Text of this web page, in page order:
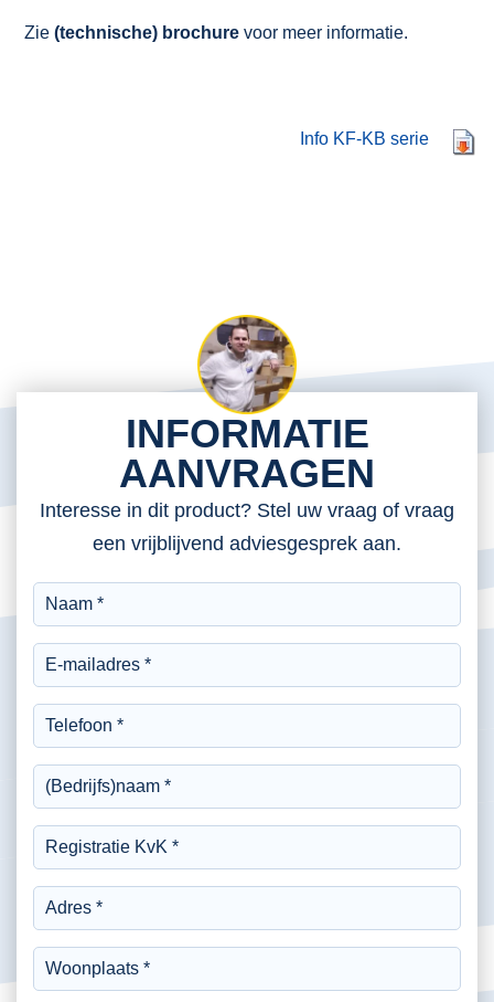
Zie (technische) brochure voor meer informatie.
Info KF-KB serie
INFORMATIE
AANVRAGEN
Interesse in dit product? Stel uw vraag of vraag
een vrijblijvend adviesgesprek aan.